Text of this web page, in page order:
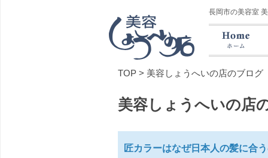
長岡市の美容室
TOP > 美容しょうへいの店のブログ
美容しょうへいの店
匠カラーはなぜ日本人の髪に合